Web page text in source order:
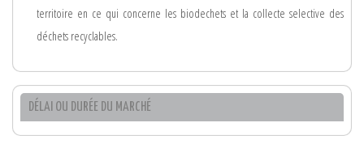
territoire en ce qui concerne les biodechets et la collecte selective des
déchets recyclables.
DÉLAI OU DURÉE DU MARCHÉ